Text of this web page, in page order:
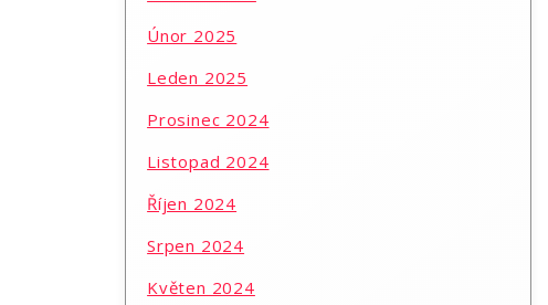
Únor 2025
Leden 2025
Prosinec 2024
Listopad 2024
Říjen 2024
Srpen 2024
Květen 2024